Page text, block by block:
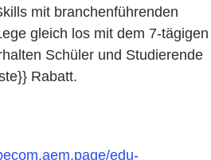
mit branchenführenden
gleich los mit dem 7-tägigen
Schüler und Studierende
Rabatt.
edu-